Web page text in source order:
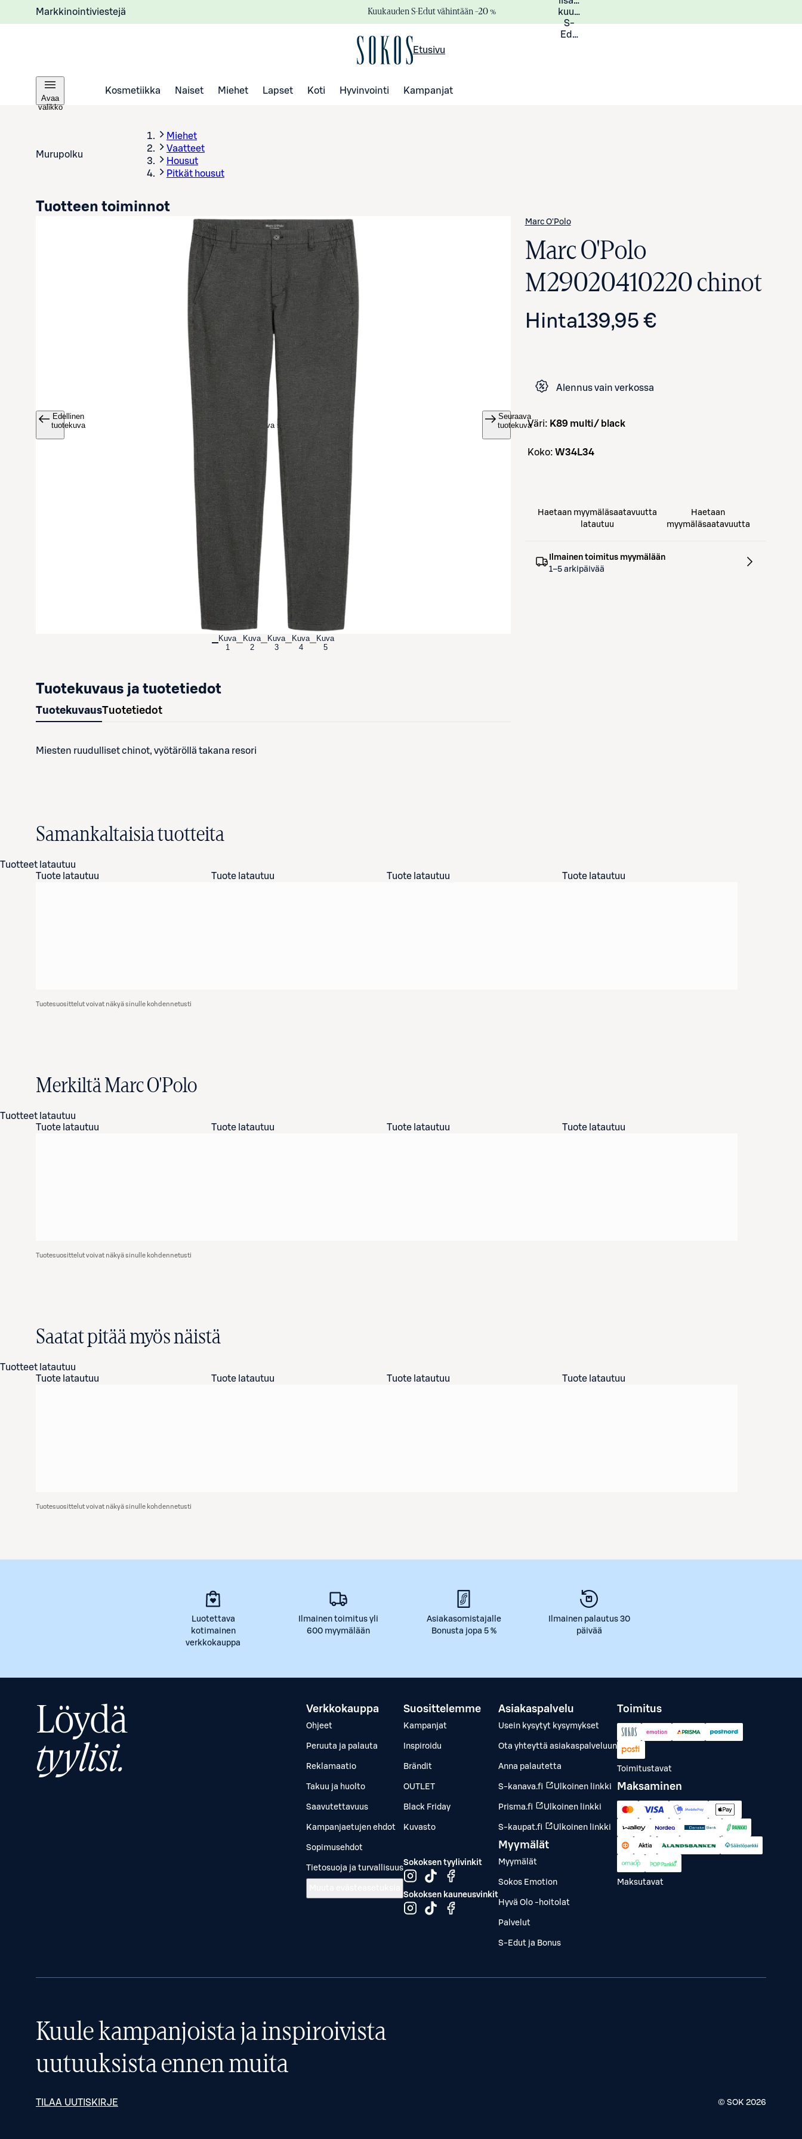
Markkinointiviestejä Kuukauden S-Edut vähintään –20 %
kuukauden
S-
Eduista
Etusivu
Avaa
valikko
Kosmetiikka Naiset Miehet Lapset Koti Hyvinvointi Kampanjat
Murupolku
Miehet
Vaatteet
Housut
Pitkät housut
Avaa tuotekuva suurennettuna
Edellinen
tuotekuva
Seuraava
tuotekuva
Kuva
1
Kuva
2
Kuva
3
Kuva
4
Kuva
5
Marc O'Polo
Marc O'Polo
M29020410220 chinot
Hinta139,95 €
Alennus vain verkossa
Tuotteen toiminnot
väri: K89 multi/ black
koko: W34L34
Haetaan myymäläsaatavuutta
latautuu
Haetaan
myymäläsaatavuutta
Ilmainen toimitus myymälään
1–5 arkipäivää
Tuotekuvaus ja tuotetiedot
TuotekuvausTuotetiedot
Miesten ruudulliset chinot, vyötäröllä takana resori
Samankaltaisia tuotteita
Tuotteet latautuu
Tuote latautuu
Tuote latautuu Tuote latautuu Tuote latautuu
Tuotesuosittelut voivat näkyä sinulle kohdennetusti
Merkiltä Marc O'Polo
Tuotteet latautuu
Tuote latautuu
Tuote latautuu Tuote latautuu Tuote latautuu
Tuotesuosittelut voivat näkyä sinulle kohdennetusti
Saatat pitää myös näistä
Tuotteet latautuu
Tuote latautuu
Tuote latautuu Tuote latautuu Tuote latautuu
Tuotesuosittelut voivat näkyä sinulle kohdennetusti
Luotettava
kotimainen
verkkokauppa
Ilmainen toimitus yli
600 myymälään
Asiakasomistajalle
Bonusta jopa 5 %
Ilmainen palautus 30
päivää
Löydä
tyylisi.
Verkkokauppa
Ohjeet
Peruuta ja palauta
Reklamaatio
Takuu ja huolto
Saavutettavuus
Kampanjaetujen ehdot
Sopimusehdot
Tietosuoja ja turvallisuus
Suosittelemme
Kampanjat
Inspiroidu
Brändit
OUTLET
Black Friday
Kuvasto
Sokoksen tyylivinkit
Sokoksen kauneusvinkit
Asiakaspalvelu
Usein kysytyt kysymykset
Ota yhteyttä asiakaspalveluun
Anna palautetta
S-kanava.fi Ulkoinen linkki
Prisma.fi Ulkoinen linkki
S-kaupat.fi Ulkoinen linkki
Myymälät
Myymälät
Sokos Emotion
Hyvä Olo -hoitolat
Palvelut
S-Edut ja Bonus
Toimitus
Toimitustavat
Maksaminen
Maksutavat
Kuule kampanjoista ja inspiroivista
uutuuksista ennen muita
TILAA UUTISKIRJE © SOK 2026